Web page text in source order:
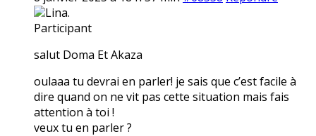
Lina.
Participant
salut Doma Et Akaza
oulaaa tu devrai en parler! je sais que c’est facile à
dire quand on ne vit pas cette situation mais fais
attention à toi !
veux tu en parler ?